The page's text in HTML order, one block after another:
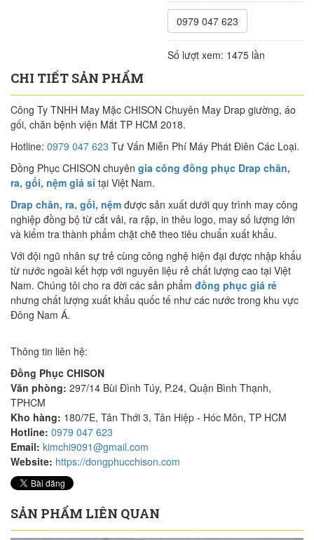
0979 047 623
Số lượt xem: 1475 lần
CHI TIẾT SẢN PHẨM
Công Ty TNHH May Mặc CHISON Chuyên May Drap giường, áo
gối, chăn bệnh viện Mắt TP HCM 2018.
Hotline: 0979 047 623 Tư Vấn Miễn Phí Máy Phát Điên Các Loại.
Đồng Phục CHISON chuyên gia công đồng phục Drap chăn,
ra, gối, nệm giá sỉ tại Việt Nam.
Drap chăn, ra, gối, nệm được sản xuất dưới quy trình may công
nghiệp đồng bộ từ cắt vải, ra rập, in thêu logo, may số lượng lớn
và kiểm tra thành phẩm chặt chẽ theo tiêu chuẩn xuất khẩu.
Với đội ngũ nhân sự trẻ cùng công nghệ hiện đại được nhập khẩu
từ nước ngoài kết hợp với nguyên liệu rẻ chất lượng cao tại Việt
Nam. Chúng tôi cho ra đời các sản phẩm đồng phục giá rẻ
nhưng chất lượng xuất khẩu quốc tế như các nước trong khu vực
Đông Nam Á.
Thông tin liên hệ:
Đồng Phục CHISON
Văn phòng: 297/14 Bùi Đình Túy, P.24, Quận Bình Thạnh,
TPHCM
Kho hàng: 180/7E, Tân Thới 3, Tân Hiệp - Hóc Môn, TP HCM
Hotline: 0979 047 623
Email: kimchi9091@gmail.com
Website: https://dongphucchison.com
SẢN PHẨM LIÊN QUAN